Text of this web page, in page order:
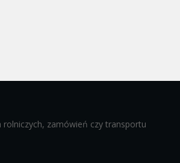
rolniczych, zamówień czy transportu